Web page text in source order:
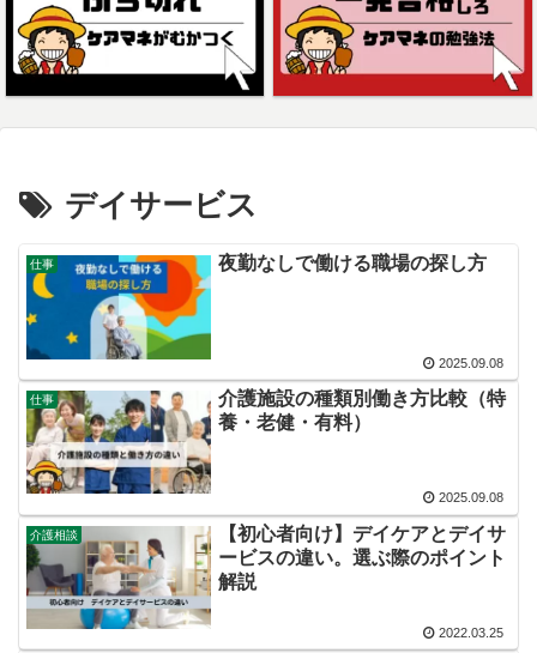
デイサービス
仕事 夜勤なしで働ける職場の探し方
2025.09.08
仕事
介護施設の種類別働き方比較（特
養・老健・有料）
2025.09.08
介護相談
【初心者向け】デイケアとデイサ
ービスの違い。選ぶ際のポイント
解説
2022.03.25